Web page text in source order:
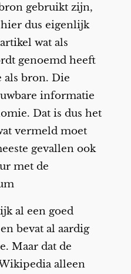
gebruikt zijn,
dus eigenlijk
wat als
genoemd heeft
als bron. Die
informatie
Dat is dus het
vermeld moet
gevallen ook
met de
al een goed
bevat al aardig
Maar dat de
alleen